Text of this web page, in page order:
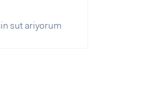
sut ariyorum